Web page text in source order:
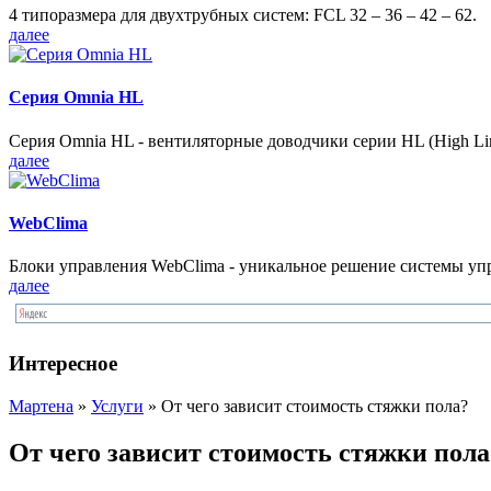
4 типоразмера для двухтрубных систем: FCL 32 – 36 – 42 – 62.
далее
Серия Omnia HL
Серия Omnia HL - вентиляторные доводчики серии HL (High
далее
WebClima
Блоки упрaвлeния WebClima - уникальное решение системы
далее
Интересное
Мартена » Услуги » От чего зависит стоимость стяжки пола?
От чего зависит стоимость стяжки